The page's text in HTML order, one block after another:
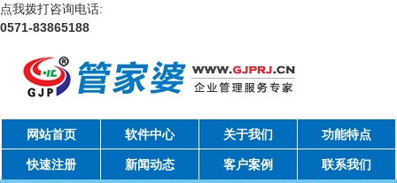
点我拨打咨询电话:
0571-83865188
网站首页 软件中心 关于我们 功能特点
快速注册 新闻动态 客户案例 联系我们